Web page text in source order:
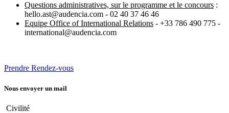
Questions administratives, sur le programme et le concours :
hello.ast@audencia.com - 02 40 37 46 46
Equipe Office of International Relations - +33 786 490 775 -
international@audencia.com
Prendre Rendez-vous
Nous envoyer un mail
Civilité